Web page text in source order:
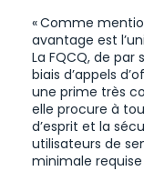
« Comme
avantage est
La FQCQ, de par
biais d’appels
une prime très
elle procure à
d’esprit et la
utilisateurs de
minimale requise